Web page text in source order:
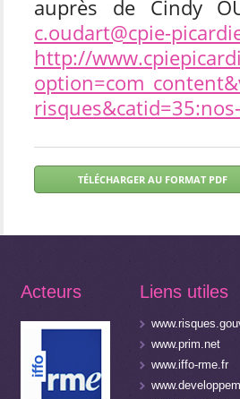
auprès de Cindy
c.oudart@cpie-
http://
Acteurs Liens utiles
www.prim.net
www.iffo-rme.fr